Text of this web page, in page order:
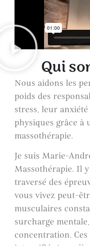
Qui
Nous aidons les
poids des
stress, leur
physiques grâce à
massothérapie.
Je suis Marie-
Massothérapie. Il
traversé des
vous vivez peut-
musculaires
surcharge
concentration.